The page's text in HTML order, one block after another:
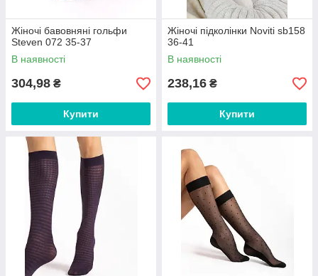
Жіночі бавовняні гольфи
Steven 072 35-37
В наявності
304,98 ₴
Купити
Жіночі підколінки Noviti sb158
36-41
В наявності
238,16 ₴
Купити